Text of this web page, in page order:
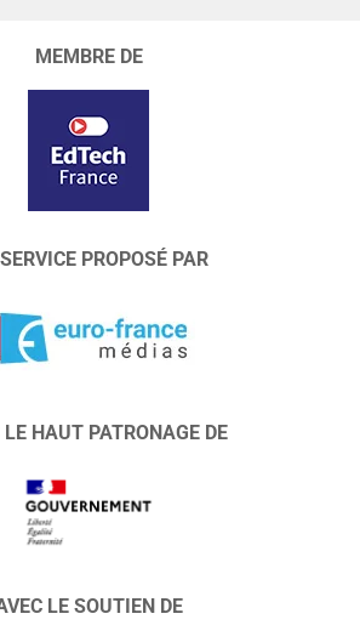
MEMBRE DE
PROPOSÉ PAR
LE HAUT PATRONAGE DE
LE SOUTIEN DE